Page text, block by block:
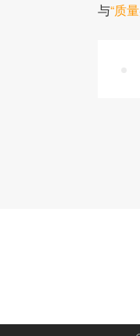
与“质